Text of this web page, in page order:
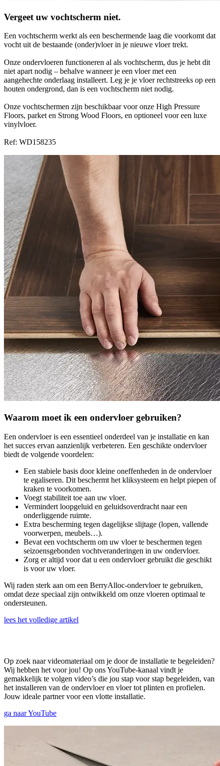
Vergeet uw vochtscherm niet.
Een vochtscherm werkt als een beschermende laag die voorkomt dat
vocht uit de bestaande (onder)vloer in je nieuwe vloer trekt.
Onze ondervloeren functioneren al als vochtscherm, dus je hebt dit
niet apart nodig – behalve wanneer je een vloer met een
aangehechte onderlaag installeert. Leg je je vloer rechtstreeks op een
houten ondergrond, dan is een vochtscherm niet nodig.
Onze vochtschermen zijn beschikbaar voor onze High Pressure
Floors, parket en Strong Wood Floors, en optioneel voor een luxe
vinylvloer.
Ref: WD158235
Waarom moet ik een ondervloer gebruiken?
Een ondervloer is een essentieel onderdeel van je installatie en kan
het succes ervan aanzienlijk verbeteren. Een geschikte ondervloer
biedt de volgende voordelen:
Een stabiele basis door kleine oneffenheden in de ondervloer
te egaliseren. Dit beschermt het kliksysteem en helpt piepen of
kraken te voorkomen.
Voegt stabiliteit toe aan uw vloer.
Vermindert loopgeluid en geluidsoverdracht naar een
onderliggende ruimte.
Extra bescherming tegen dagelijkse slijtage (lopen, vallende
voorwerpen, meubels…).
Bevat een vochtscherm om uw vloer te beschermen tegen
seizoensgebonden vochtveranderingen in uw ondervloer.
Zorg er altijd voor dat u een ondervloer gebruikt die geschikt
is voor uw vloer.
Wij raden sterk aan om een BerryAlloc-ondervloer te gebruiken,
omdat deze speciaal zijn ontwikkeld om onze vloeren optimaal te
ondersteunen.
lees het volledige artikel
Op zoek naar videomateriaal om je door de installatie te begeleiden?
Wij hebben het voor jou! Op ons YouTube-kanaal vindt je
gemakkelijk te volgen video’s die jou stap voor stap begeleiden, van
het installeren van de ondervloer en vloer tot plinten en profielen.
Jouw ideale partner voor een vlotte installatie.
ga naar YouTube